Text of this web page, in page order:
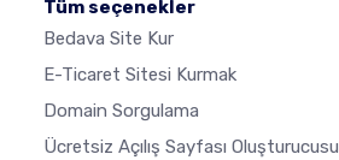
Tüm seçenekler
Bedava Site Kur
E-Ticaret Sitesi Kurmak
Domain Sorgulama
Ücretsiz Açılış Sayfası Oluşturucusu